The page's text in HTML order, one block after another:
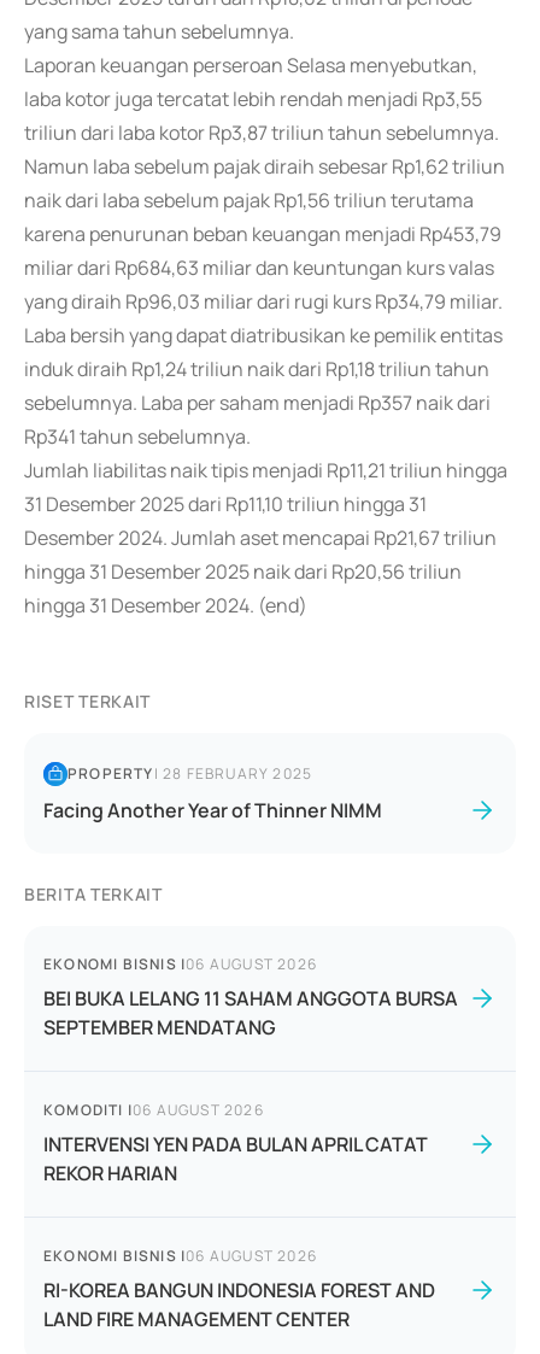
yang sama tahun sebelumnya.
Laporan keuangan perseroan Selasa menyebutkan,
laba kotor juga tercatat lebih rendah menjadi Rp3,55
triliun dari laba kotor Rp3,87 triliun tahun sebelumnya.
Namun laba sebelum pajak diraih sebesar Rp1,62 triliun
naik dari laba sebelum pajak Rp1,56 triliun terutama
karena penurunan beban keuangan menjadi Rp453,79
miliar dari Rp684,63 miliar dan keuntungan kurs valas
yang diraih Rp96,03 miliar dari rugi kurs Rp34,79 miliar.
Laba bersih yang dapat diatribusikan ke pemilik entitas
induk diraih Rp1,24 triliun naik dari Rp1,18 triliun tahun
sebelumnya. Laba per saham menjadi Rp357 naik dari
Rp341 tahun sebelumnya.
Jumlah liabilitas naik tipis menjadi Rp11,21 triliun hingga
31 Desember 2025 dari Rp11,10 triliun hingga 31
Desember 2024. Jumlah aset mencapai Rp21,67 triliun
hingga 31 Desember 2025 naik dari Rp20,56 triliun
hingga 31 Desember 2024. (end)
RISET TERKAIT
PROPERTY|28 FEBRUARY 2025
Facing Another Year of Thinner NIMM
BERITA TERKAIT
EKONOMI BISNIS |06 AUGUST 2026
BEI BUKA LELANG 11 SAHAM ANGGOTA BURSA
SEPTEMBER MENDATANG
KOMODITI |06 AUGUST 2026
INTERVENSI YEN PADA BULAN APRIL CATAT
REKOR HARIAN
EKONOMI BISNIS |06 AUGUST 2026
RI-KOREA BANGUN INDONESIA FOREST AND
LAND FIRE MANAGEMENT CENTER